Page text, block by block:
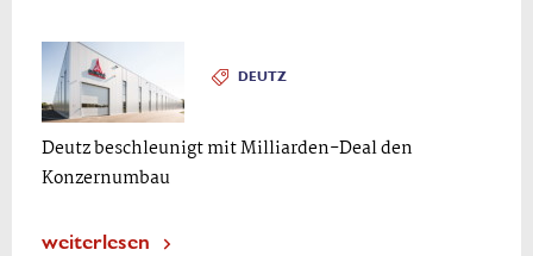
DEUTZ
Deutz beschleunigt mit Milliarden-Deal den
Konzernumbau
weiterlesen